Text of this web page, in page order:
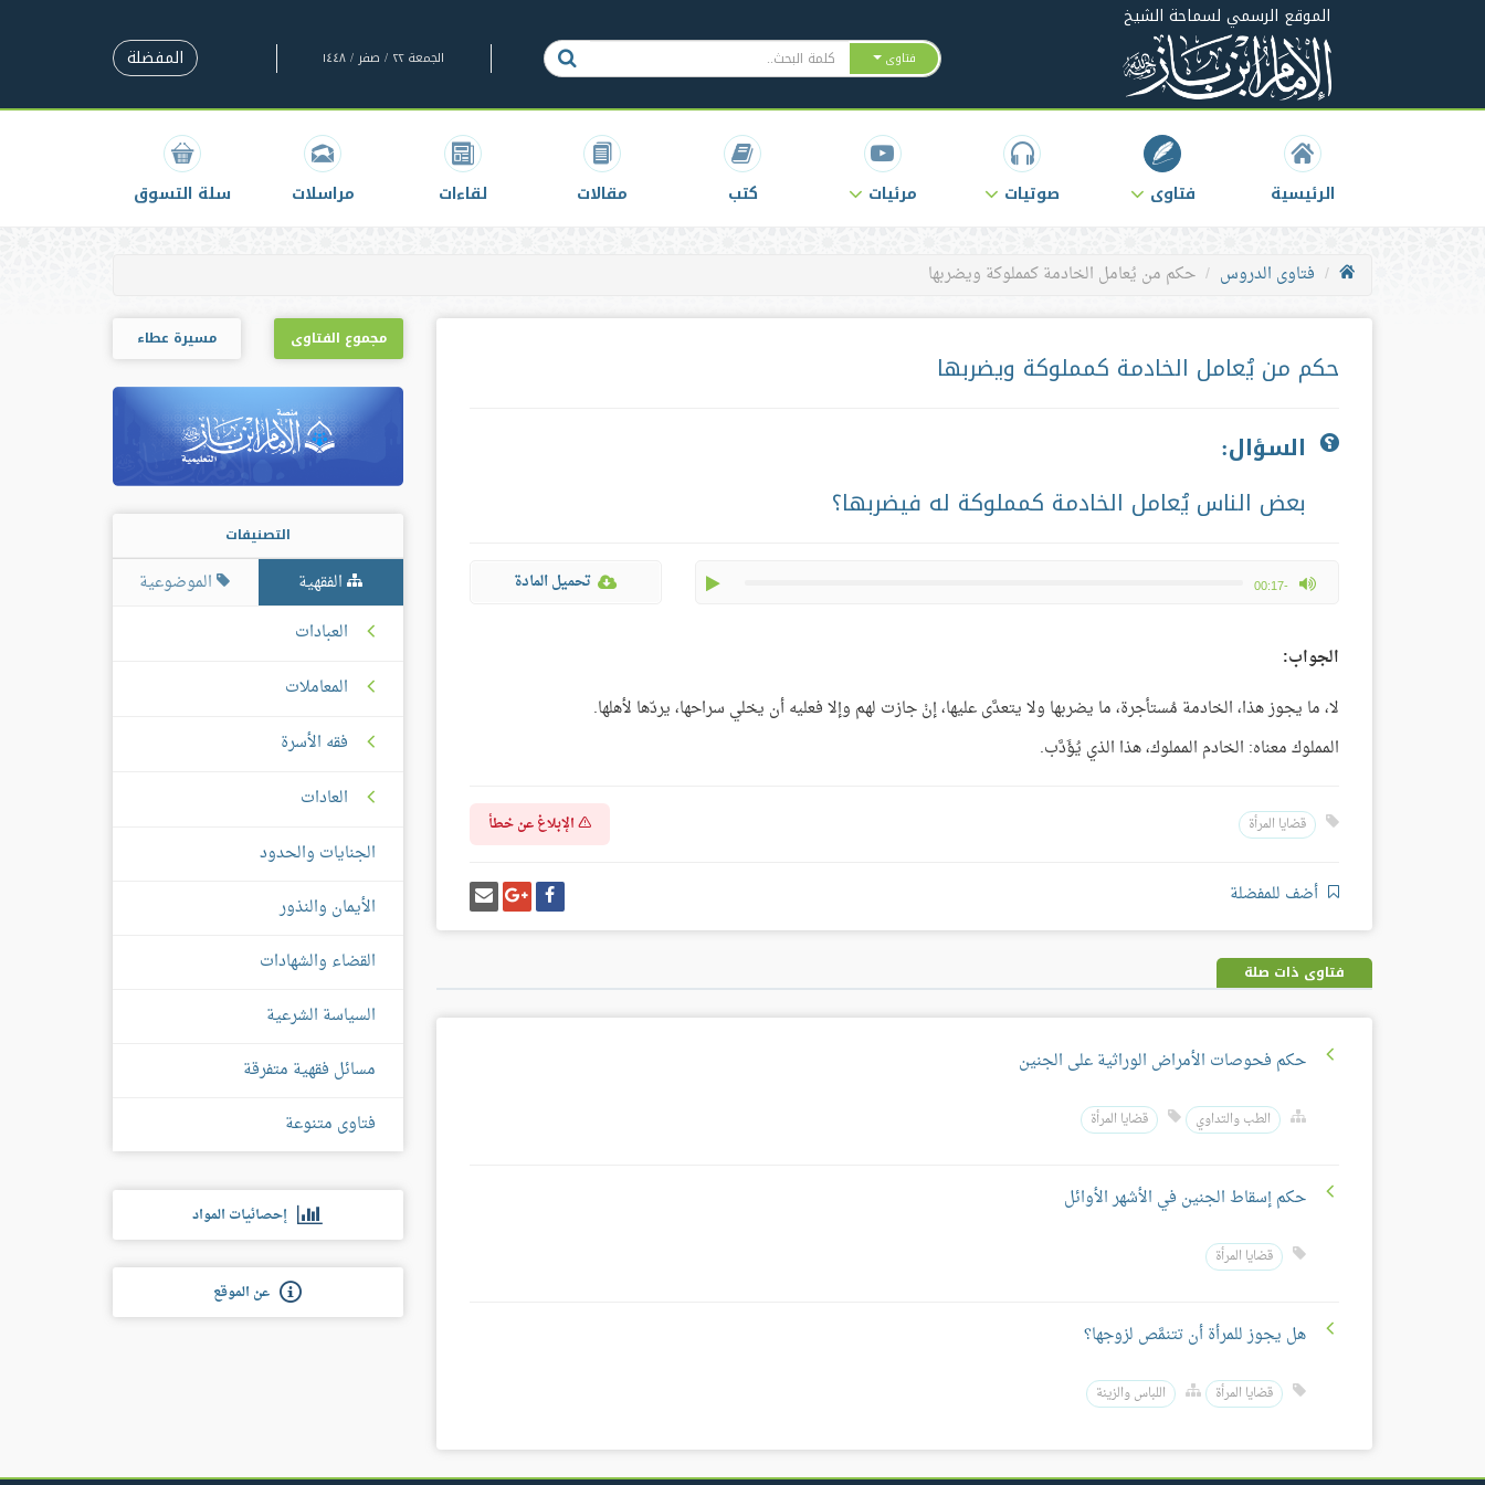
الموقع الرسمي لسماحة الشيخ
فتاوى الجمعة ٢٢ / صفر / ١٤٤٨ المفضلة
الرئيسية فتاوى صوتيات مرئيات كتب مقالات لقاءات مراسلات سلة التسوق
فتاوى الدروس حكم من يُعامل الخادمة كمملوكة ويضربها
حكم من يُعامل الخادمة كمملوكة ويضربها
السؤال:
بعض الناس يُعامل الخادمة كمملوكة له فيضربها؟
-00:17
max volume تحميل المادة
الجواب:
لا، ما يجوز هذا، الخادمة مُستأجرة، ما يضربها ولا يتعدَّى عليها، إنْ جازت لهم وإلا فعليه أن يخلي سراحها، يردّها لأهلها.
المملوك معناه: الخادم المملوك، هذا الذي يُؤَدَّب.
قضايا المرأة الإبلاغ عن خطأ
أضف للمفضلة شارك
على
فيسبوك
شارك
على
غوغل
بلس
إرسل
إيميل
فتاوى ذات صلة
حكم فحوصات الأمراض الوراثية على الجنين
الطب والتداوي قضايا المرأة
حكم إسقاط الجنين في الأشهر الأوائل
قضايا المرأة
هل يجوز للمرأة أن تتنمَّص لزوجها؟
قضايا المرأة اللباس والزينة
مجموع الفتاوى مسيرة عطاء
التصنيفات
الفقهية
الموضوعية
العبادات
المعاملات
فقه الأسرة
العادات
الجنايات والحدود
الأيمان والنذور
القضاء والشهادات
السياسة الشرعية
مسائل فقهية متفرقة
فتاوى متنوعة
إحصائيات المواد
عن الموقع